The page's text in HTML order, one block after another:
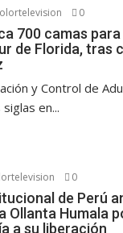
0
700 camas
de Florida, tras
y Control de
en...
0
de Perú
Ollanta Humala
a su liberación